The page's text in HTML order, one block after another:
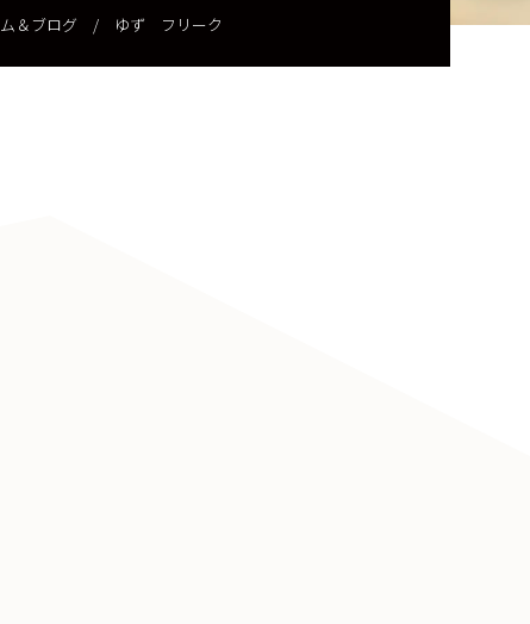
＆ブログ / ゆず フリーク